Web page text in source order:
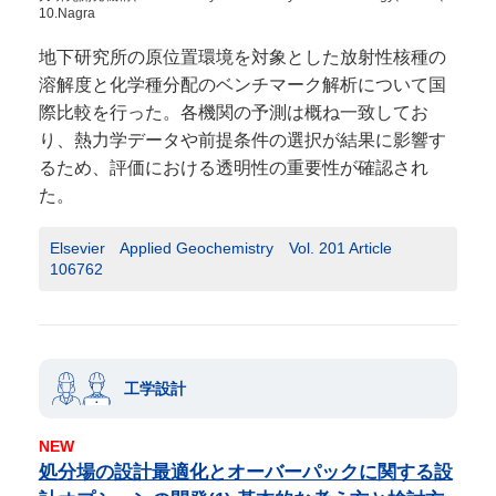
10.Nagra
地下研究所の原位置環境を対象とした放射性核種の
溶解度と化学種分配のベンチマーク解析について国
際比較を行った。各機関の予測は概ね一致してお
り、熱力学データや前提条件の選択が結果に影響す
るため、評価における透明性の重要性が確認され
た。
Elsevier Applied Geochemistry Vol. 201 Article
106762
工学設計
NEW
処分場の設計最適化とオーバーパックに関する設